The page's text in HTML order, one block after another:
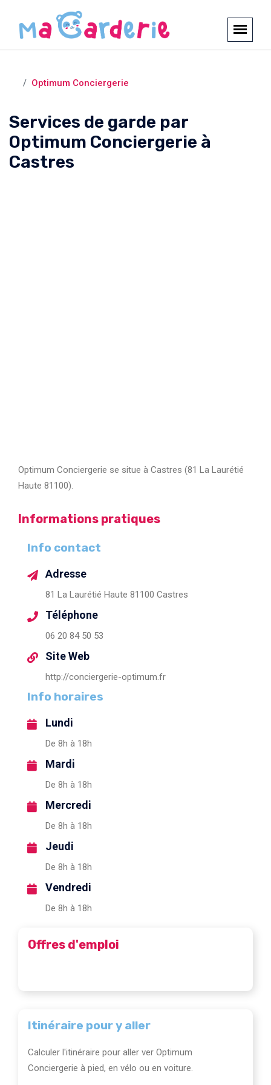
Optimum Conciergerie
Services de garde par
Optimum Conciergerie à
Castres
Optimum Conciergerie se situe à Castres (81 La Laurétié
Haute 81100).
Informations pratiques
Info contact
Adresse
81 La Laurétié Haute 81100 Castres
Téléphone
06 20 84 50 53
Site Web
http://conciergerie-optimum.fr
Info horaires
Lundi
De 8h à 18h
Mardi
De 8h à 18h
Mercredi
De 8h à 18h
Jeudi
De 8h à 18h
Vendredi
De 8h à 18h
Offres d'emploi
Itinéraire pour y aller
Calculer l'itinéraire pour aller ver Optimum
Conciergerie à pied, en vélo ou en voiture.